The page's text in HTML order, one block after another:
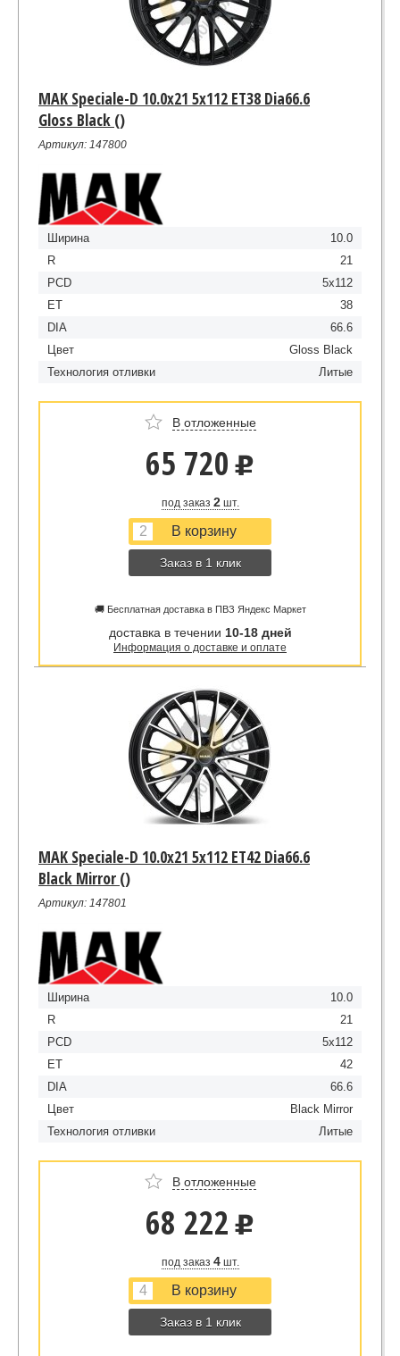
MAK Speciale-D 10.0x21 5x112 ET38 Dia66.6
Gloss Black ()
Артикул: 147800
Ширина
10.0
R
21
PCD
5x112
ET
38
DIA
66.6
Цвет
Gloss Black
Технология отливки
Литые
В отложенные
65 720 u
под заказ 2шт.
Заказ в 1 клик
🚚 Бесплатная доставка в ПВЗ Яндекс Маркет
доставка в течении 10-18 дней
Информация о доставке и оплате
MAK Speciale-D 10.0x21 5x112 ET42 Dia66.6
Black Mirror ()
Артикул: 147801
Ширина
10.0
R
21
PCD
5x112
ET
42
DIA
66.6
Цвет
Black Mirror
Технология отливки
Литые
В отложенные
68 222 u
под заказ 4шт.
Заказ в 1 клик